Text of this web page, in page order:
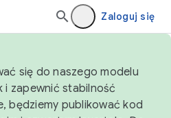
Zaloguj się
się do naszego modelu
zapewnić stabilność
będziemy publikować kod